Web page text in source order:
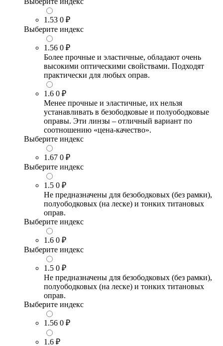
1.53 0 ₽
Выберите индекс
1.56 0 ₽
Более прочные и эластичные, обладают очень
высокими оптическими свойствами. Подходят
практически для любых оправ.
1.6 0 ₽
Менее прочные и эластичные, их нельзя
устанавливать в безободковые и полуободковые
оправы. Эти линзы – отличный вариант по
соотношению «цена-качество».
Выберите индекс
1.67 0 ₽
Выберите индекс
1.5 0 ₽
Не предназначены для безободковых (без рамки),
полуободковых (на леске) и тонких титановых
оправ.
Выберите индекс
1.6 0 ₽
Выберите индекс
1.5 0 ₽
Не предназначены для безободковых (без рамки),
полуободковых (на леске) и тонких титановых
оправ.
Выберите индекс
1.56 0 ₽
1.6 ₽